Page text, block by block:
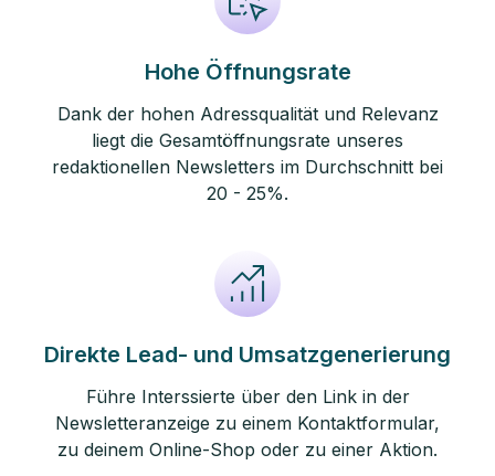
Hohe Öffnungsrate
Dank der hohen Adressqualität und Relevanz
liegt die Gesamtöffnungsrate unseres
redaktionellen Newsletters im Durchschnitt bei
20 - 25%.
Direkte Lead- und Umsatzgenerierung
Führe Interssierte über den Link in der
Newsletteranzeige zu einem Kontaktformular,
zu deinem Online-Shop oder zu einer Aktion.